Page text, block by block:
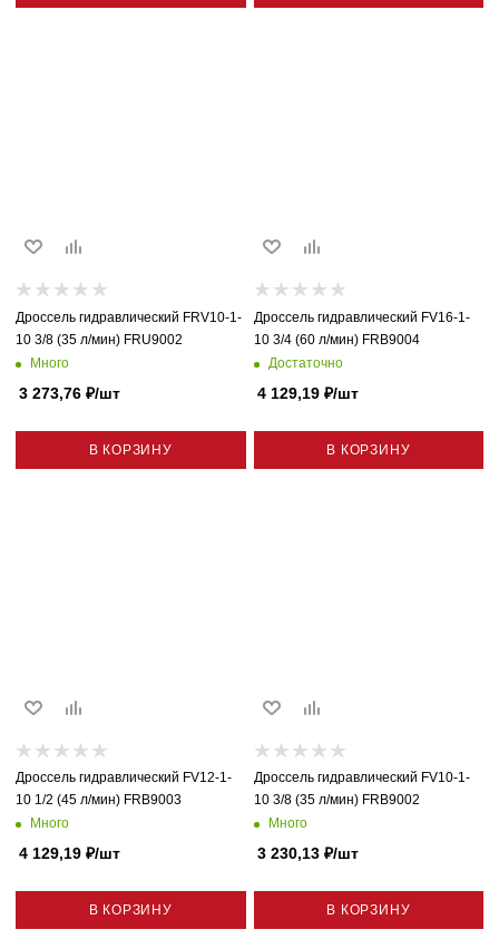
Дроссель гидравлический FRV10-1-
10 3/8 (35 л/мин) FRU9002
Много
3 273,76 ₽/шт
В КОРЗИНУ
Дроссель гидравлический FV16-1-
10 3/4 (60 л/мин) FRB9004
Достаточно
4 129,19₽/шт
В КОРЗИНУ
Дроссель гидравлический FV12-1-
10 1/2 (45 л/мин) FRB9003
Много
4 129,19 ₽/шт
В КОРЗИНУ
Дроссель гидравлический FV10-1-
10 3/8 (35 л/мин) FRB9002
Много
3 230,13₽/шт
В КОРЗИНУ